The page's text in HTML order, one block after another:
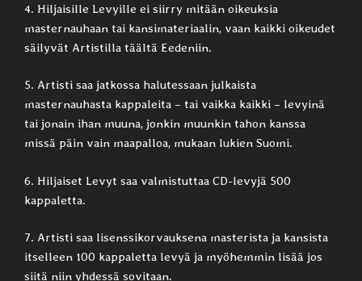
4. Hiljaisille Levyille ei siirry mitään oikeuksia
masternauhaan tai kansimateriaalin, vaan kaikki oikeudet
säilyvät Artistilla täältä Eedeniin.
5. Artisti saa jatkossa halutessaan julkaista
masternauhasta kappaleita – tai vaikka kaikki – levyinä
tai jonain ihan muuna, jonkin muunkin tahon kanssa
missä päin vain maapalloa, mukaan lukien Suomi.
6. Hiljaiset Levyt saa valmistuttaa CD-levyjä 500
kappaletta.
7. Artisti saa lisenssikorvauksena masterista ja kansista
itselleen 100 kappaletta levyä ja myöhemmin lisää jos
siitä niin yhdessä sovitaan.